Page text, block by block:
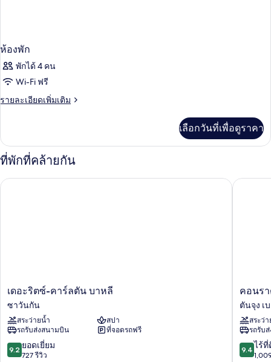
ห้องพัก
พักได้ 4 คน
Wi-Fi ฟรี
รายละเอียดเพิ่มเติม
ราย
เกี่ยว
กับ
ห้อง
เลือกวันที่เพื่อดูราคา
ที่พักที่คล้ายกัน
เดอะ
ริตซ์-
คาร์ล
ตัน
บาหลี
ซา
วัน
เดอะริตซ์-คาร์ลตัน บาหลี
ซาวันกัน
สระว่ายน้ำ
สปา
รถรับส่งสนามบิน
ที่จอดรถฟรี
9.2
จาก
9.2 ยอดเยี่ยม
727 รีวิว
เดอะริตซ์-คาร์ลตัน บาหลี
คอน
ราด
บาหลี
ตัน
จุง
เบอ
นัว
คอนร
ตันจุง เ
สระว่
รถรับ
9.4
จาก
9.4 ไร้ที่
คอนราด